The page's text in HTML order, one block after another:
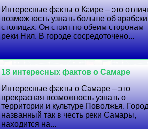
Интересные факты о Каире – это
возможность узнать больше об
столицах. Он стоит по обеим сторонам
реки Нил. В городе сосредоточено...
18 интересных фактов о Самаре
Интересные факты о Самаре – это
прекрасная возможность узнать о
территории и культуре Поволжья.
названный так в честь реки Самары,
находится на...